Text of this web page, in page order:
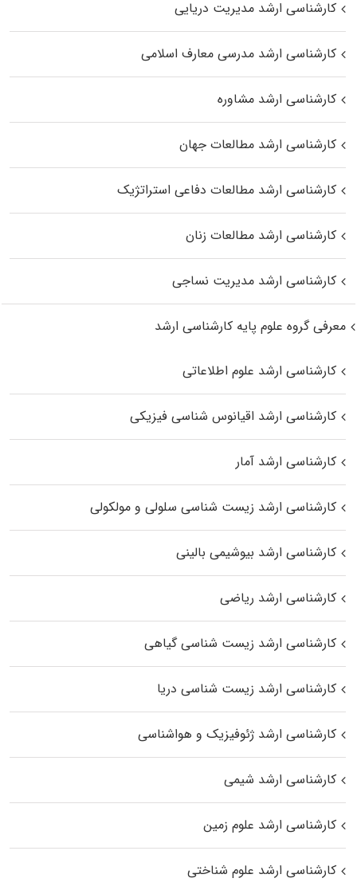
کارشناسی ارشد مدیریت دریایی
کارشناسی ارشد مدرسی معارف اسلامی
کارشناسی ارشد مشاوره
کارشناسی ارشد مطالعات جهان
کارشناسی ارشد مطالعات دفاعی استراتژیک
کارشناسی ارشد مطالعات زنان
کارشناسی ارشد مدیریت نساجی
معرفی گروه علوم پایه کارشناسی ارشد
کارشناسی ارشد علوم اطلاعاتی
کارشناسی ارشد اقیانوس‌ شناسی فیزیکی
کارشناسی ارشد آمار
کارشناسی ارشد زیست شناسی سلولی و مولکولی
کارشناسی ارشد بیوشیمی بالینی
کارشناسی ارشد ریاضی
کارشناسی ارشد زیست‌ شناسی گیاهی
کارشناسی ارشد زیست‌ شناسی دریا
کارشناسی ارشد ژئوفیزیک و هواشناسی
کارشناسی ارشد شیمی
کارشناسی ارشد علوم زمین
کارشناسی ارشد علوم شناختی